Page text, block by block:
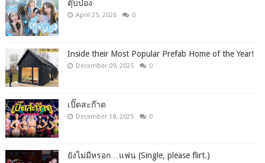
ตุ๊บป่อง
April 25, 2026 0
Inside their Most Popular Prefab Home of the Year!
December 09, 2025 0
เปิ๊ดสะก๊าด
December 18, 2025 0
ยังไม่มีหรอก…แฟน (Single, please flirt.)